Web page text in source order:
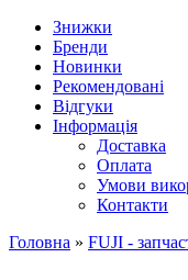
Знижки
Бренди
Новинки
Рекомендовані
Відгуки
Інформація
Доставка
Оплата
Умови
Контакти
Головна » FUJI -